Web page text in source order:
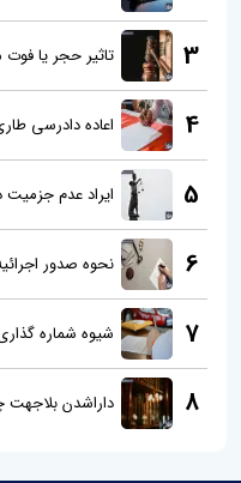
3 تاثیر حجر یا
4 اعاده دادرسی
5 ایراد عدم
6 نحوه صدور
7 شیوه شماره
8 داراشدن